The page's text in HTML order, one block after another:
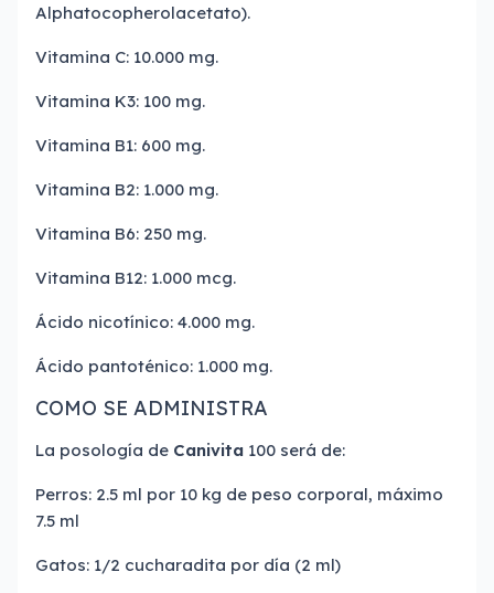
Alphatocopherolacetato).
Vitamina C: 10.000 mg.
Vitamina K3: 100 mg.
Vitamina B1: 600 mg.
Vitamina B2: 1.000 mg.
Vitamina B6: 250 mg.
Vitamina B12: 1.000 mcg.
Ácido nicotínico: 4.000 mg.
Ácido pantoténico: 1.000 mg.
COMO SE ADMINISTRA
La posología de Canivita 100 será de:
Perros: 2.5 ml por 10 kg de peso corporal, máximo
7.5 ml
Gatos: 1/2 cucharadita por día (2 ml)